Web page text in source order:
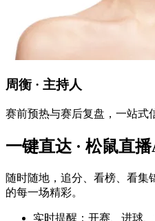
周衡 · 主持人
赛前预热与赛后复盘，一站式
一键直达 · 松鼠直
随时随地，追分、看榜、看集
的每一场精彩。
实时提醒：开赛、进球